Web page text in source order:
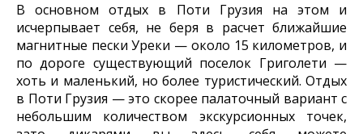
В основном отдых в Поти Грузия на этом и
исчерпывает себя, не беря в расчет ближайшие
магнитные пески Уреки — около 15 километров, и
по дороге существующий поселок Григолети —
хоть и маленький, но более туристический. Отдых
в Поти Грузия — это скорее палаточный вариант с
небольшим количеством экскурсионных точек,